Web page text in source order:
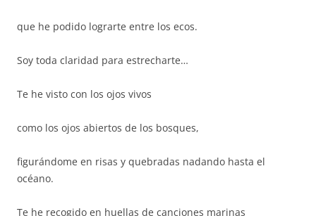
que he podido lograrte entre los ecos.
Soy toda claridad para estrecharte…
Te he visto con los ojos vivos
como los ojos abiertos de los bosques,
figurándome en risas y quebradas nadando hasta el
océano.
Te he recogido en huellas de canciones marinas